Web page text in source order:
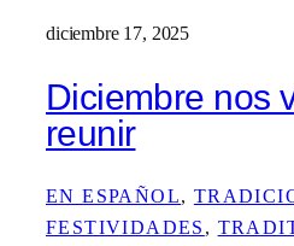
diciembre 17, 2025
Diciembre nos
reunir
EN ESPAÑOL,
FESTIVIDADES ,